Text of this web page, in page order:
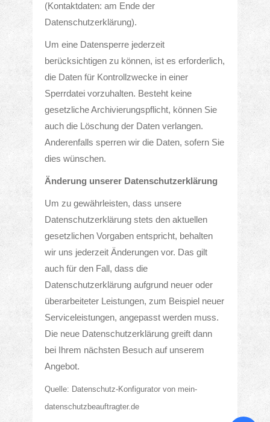
(Kontaktdaten: am Ende der
Datenschutzerklärung).
Um eine Datensperre jederzeit
berücksichtigen zu können, ist es erforderlich,
die Daten für Kontrollzwecke in einer
Sperrdatei vorzuhalten. Besteht keine
gesetzliche Archivierungspflicht, können Sie
auch die Löschung der Daten verlangen.
Anderenfalls sperren wir die Daten, sofern Sie
dies wünschen.
Änderung unserer Datenschutzerklärung
Um zu gewährleisten, dass unsere
Datenschutzerklärung stets den aktuellen
gesetzlichen Vorgaben entspricht, behalten
wir uns jederzeit Änderungen vor. Das gilt
auch für den Fall, dass die
Datenschutzerklärung aufgrund neuer oder
überarbeiteter Leistungen, zum Beispiel neuer
Serviceleistungen, angepasst werden muss.
Die neue Datenschutzerklärung greift dann
bei Ihrem nächsten Besuch auf unserem
Angebot.
Quelle: Datenschutz-Konfigurator von mein-
datenschutzbeauftragter.de
LEISTUNGEN
Speisekarte
Partyservice & Catering
ÜBER UNS
Unsere Auszeichnungen
Kontakt
Unsere App